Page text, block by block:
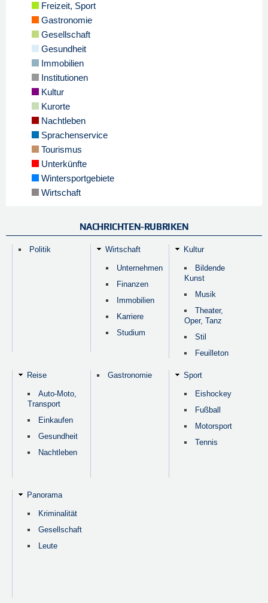
Freizeit, Sport
Gastronomie
Gesellschaft
Gesundheit
Immobilien
Institutionen
Kultur
Kurorte
Nachtleben
Sprachenservice
Tourismus
Unterkünfte
Wintersportgebiete
Wirtschaft
NACHRICHTEN-RUBRIKEN
Politik Wirtschaft
Unternehmen
Finanzen
Immobilien
Karriere
Studium
Kultur
Bildende
Kunst
Musik
Theater,
Oper, Tanz
Stil
Feuilleton
Reise
Auto-Moto,
Transport
Einkaufen
Gesundheit
Nachtleben
Gastronomie Sport
Eishockey
Fußball
Motorsport
Tennis
Panorama
Kriminalität
Gesellschaft
Leute